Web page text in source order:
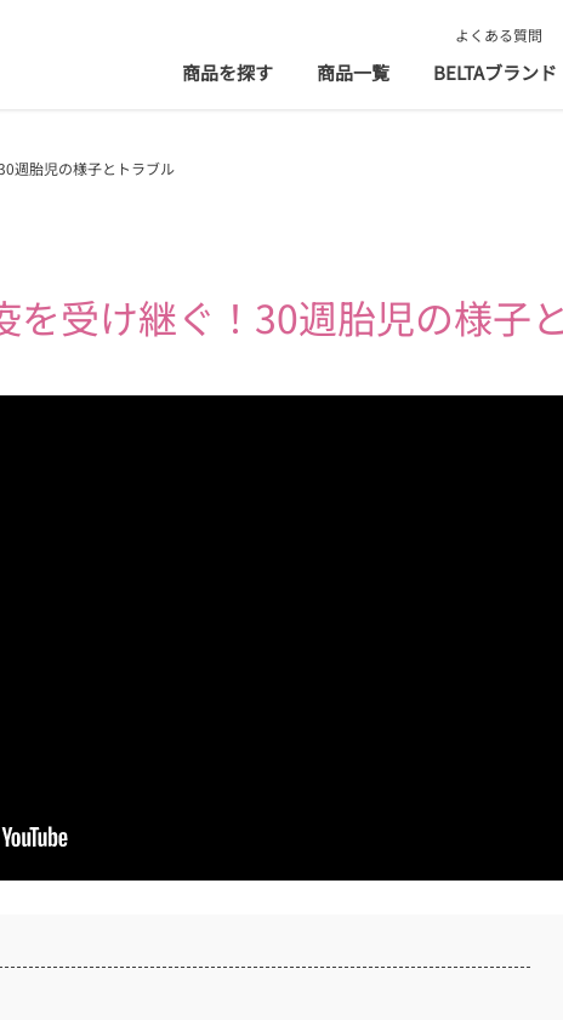
商品を探す
よくある質問
商品一覧 BELTAブランド
週胎児の様子とトラブル
を受け継ぐ！ 30週胎児の様子